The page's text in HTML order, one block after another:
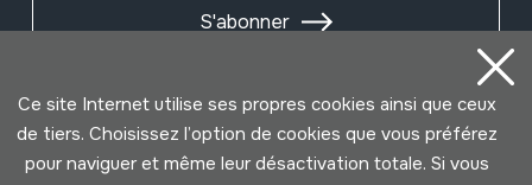
S'abonner
Ce site Internet utilise ses propres cookies ainsi que ceux
de tiers. Choisissez l’option de cookies que vous préférez
pour naviguer et même leur désactivation totale. Si vous